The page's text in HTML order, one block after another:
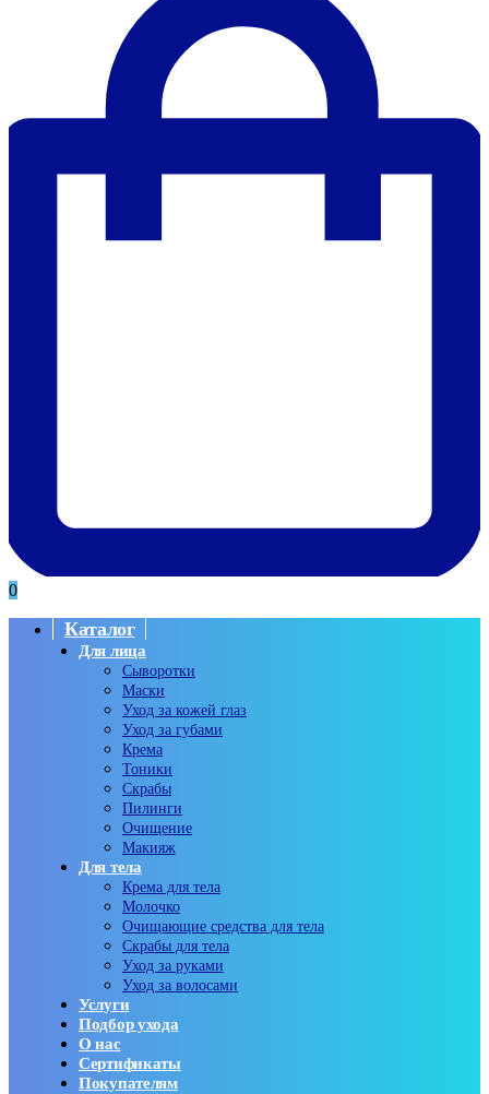
0
Каталог
Для лица
Сыворотки
Маски
Уход за кожей глаз
Уход за губами
Крема
Тоники
Скрабы
Пилинги
Очищение
Макияж
Для тела
Крема для тела
Молочко
Очищающие средства для тела
Скрабы для тела
Уход за руками
Уход за волосами
Услуги
Подбор ухода
О нас
Сертификаты
Покупателям